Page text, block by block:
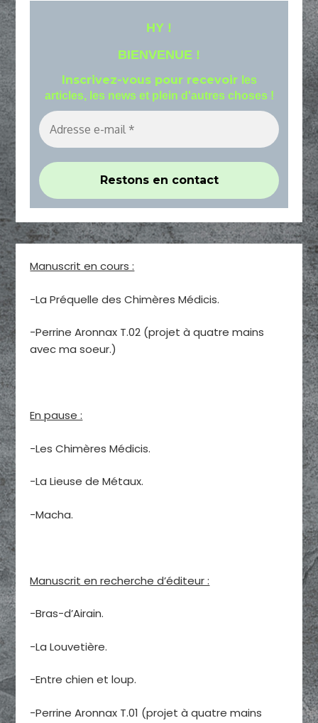
HY !
BIENVENUE !
Inscrivez-vous pour recevoir les
articles, les news et plein d'autres choses !
Manuscrit en cours :
-La Préquelle des Chimères Médicis.
-Perrine Aronnax T.02 (projet à quatre mains
avec ma soeur.)
En pause :
-Les Chimères Médicis.
-La Lieuse de Métaux.
-Macha.
Manuscrit en recherche d’éditeur :
-Bras-d’Airain.
-La Louvetière.
-Entre chien et loup.
-Perrine Aronnax T.01 (projet à quatre mains